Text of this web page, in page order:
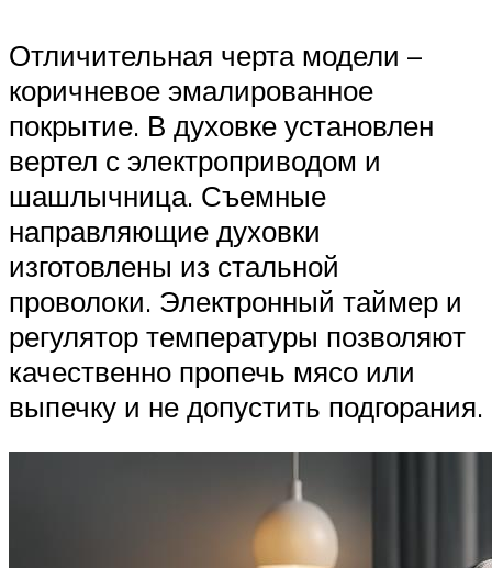
Отличительная черта модели –
коричневое эмалированное
покрытие. В духовке установлен
вертел с электроприводом и
шашлычница. Съемные
направляющие духовки
изготовлены из стальной
проволоки. Электронный таймер и
регулятор температуры позволяют
качественно пропечь мясо или
выпечку и не допустить подгорания.